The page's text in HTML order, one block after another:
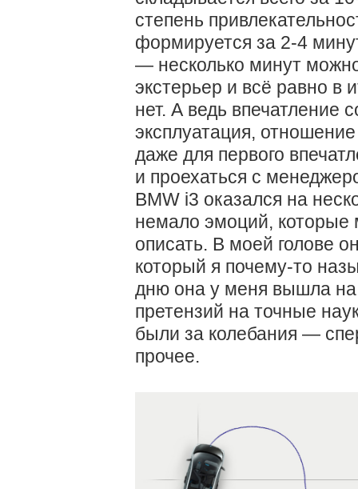
степень
формируется за 2-4
— несколько минут
экстерьер и всё равно в
нет. А ведь впечатление
эксплуатация,
даже для первого
и проехаться с
BMW i3 оказался на
немало эмоций, которые
описать. В моей голове
который я почему-то
дню она у меня вышла
претензий на точные
были за колебания —
прочее.